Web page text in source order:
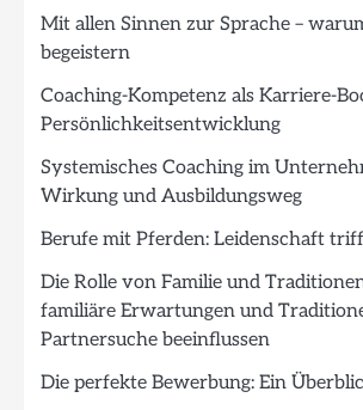
Mit allen Sinnen zur Sprache –
begeistern
Coaching-Kompetenz als Karriere-
Persönlichkeitsentwicklung
Systemisches Coaching im
Wirkung und Ausbildungsweg
Berufe mit Pferden: Leidenschaft
Die Rolle von Familie und
familiäre Erwartungen und
Partnersuche beeinflussen
Die perfekte Bewerbung: Ein